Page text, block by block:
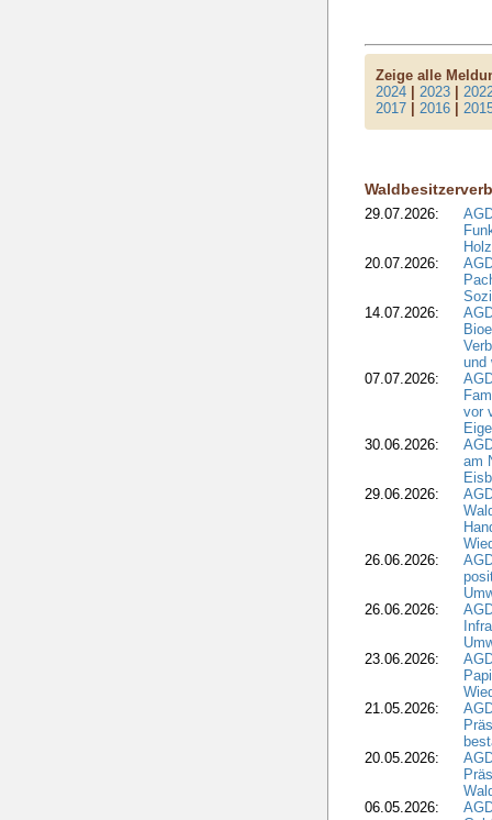
Zeige alle
2024 |2023 |
2017 |2016 |
29.07.2026:
20.07.2026:
14.07.2026:
und
07.07.2026:
vor
30.06.2026:
am
29.06.2026:
26.06.2026:
26.06.2026:
23.06.2026:
21.05.2026:
20.05.2026:
06.05.2026: